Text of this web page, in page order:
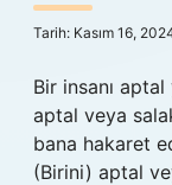
Hakkımızda
Tarih: Kasım 16,
Bir insanı
aptal veya
bana hakaret
(Birini) aptal